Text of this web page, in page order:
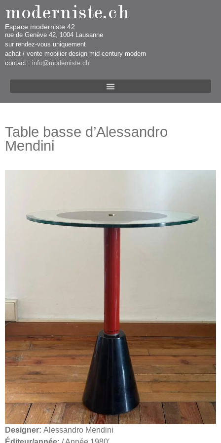
Espace moderniste 42
rue d​​​​e Genève 42, 1004 Lausanne​​
sur rendez-vous uniquement ​​​
​achat / vente mobilier design mid-century modern
contact : info@moderniste.ch
Table basse d’Alessandro
Mendini
Designer: Alessandro Mendini